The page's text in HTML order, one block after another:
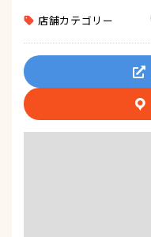
店舗カテゴリー